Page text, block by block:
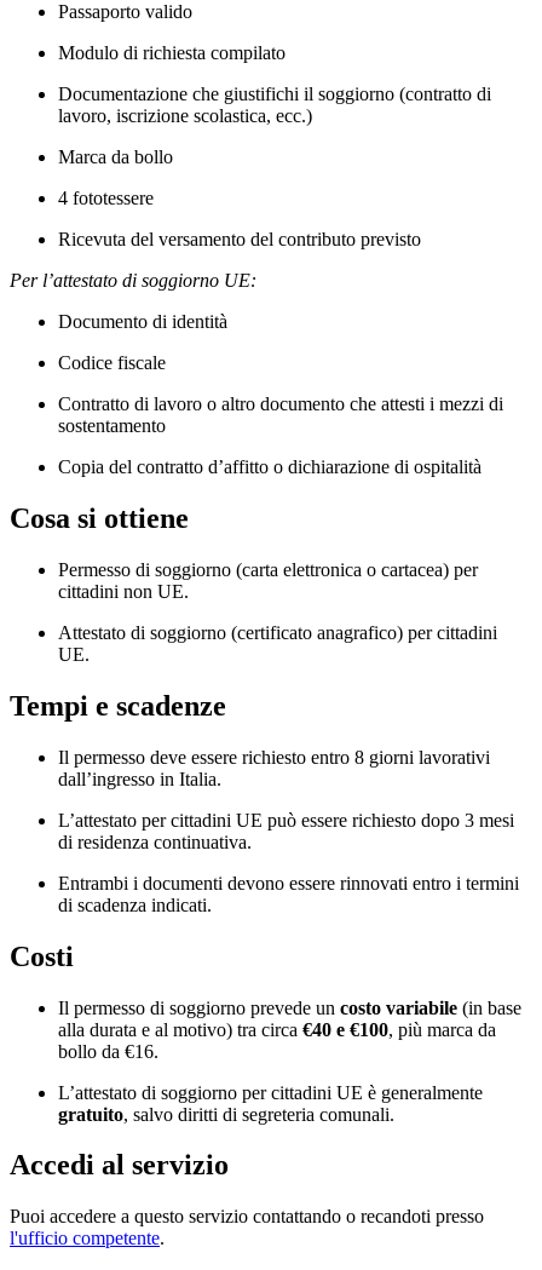
Passaporto valido
Modulo di richiesta compilato
Documentazione che giustifichi il soggiorno (contratto di
lavoro, iscrizione scolastica, ecc.)
Marca da bollo
4 fototessere
Ricevuta del versamento del contributo previsto
Per l’attestato di soggiorno UE:
Documento di identità
Codice fiscale
Contratto di lavoro o altro documento che attesti i mezzi di
sostentamento
Copia del contratto d’affitto o dichiarazione di ospitalità
Cosa si ottiene
Permesso di soggiorno (carta elettronica o cartacea) per
cittadini non UE.
Attestato di soggiorno (certificato anagrafico) per cittadini
UE.
Tempi e scadenze
Il permesso deve essere richiesto entro 8 giorni lavorativi
dall’ingresso in Italia.
L’attestato per cittadini UE può essere richiesto dopo 3 mesi
di residenza continuativa.
Entrambi i documenti devono essere rinnovati entro i termini
di scadenza indicati.
Costi
Il permesso di soggiorno prevede un costo variabile (in base
alla durata e al motivo) tra circa €40 e €100, più marca da
bollo da €16.
L’attestato di soggiorno per cittadini UE è generalmente
gratuito, salvo diritti di segreteria comunali.
Accedi al servizio
Puoi accedere a questo servizio contattando o recandoti presso
l'ufficio competente.